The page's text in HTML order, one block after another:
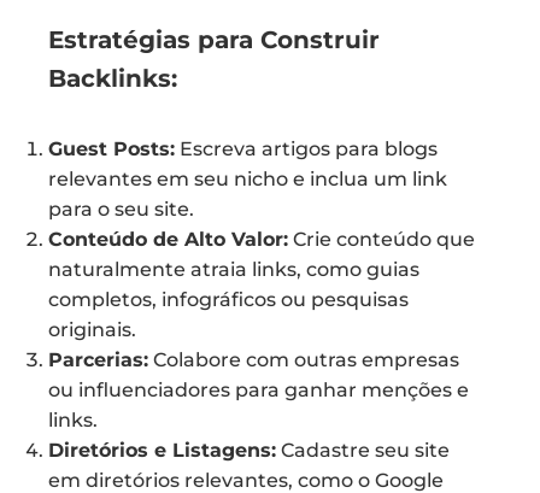
Estratégias para Construir
Backlinks:
Guest Posts: Escreva artigos para blogs
relevantes em seu nicho e inclua um link
para o seu site.
Conteúdo de Alto Valor: Crie conteúdo que
naturalmente atraia links, como guias
completos, infográficos ou pesquisas
originais.
Parcerias: Colabore com outras empresas
ou influenciadores para ganhar menções e
links.
Diretórios e Listagens: Cadastre seu site
em diretórios relevantes, como o Google